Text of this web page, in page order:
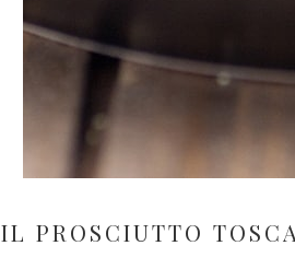
IL PROSCIUTTO